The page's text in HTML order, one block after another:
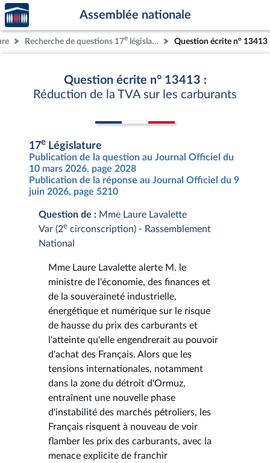
Aller au contenu
Aller en bas de la page
Accèder
à la
page
d'accueil
Assemblée nationale
Recherche de questions 17e législature Question écrite n° 13413
Question écrite n° 13413 :
Réduction de la TVA sur les carburants
17e Législature
Publication de la question au Journal Officiel du
10 mars 2026, page 2028
Publication de la réponse au Journal Officiel du 9
juin 2026, page 5210
Question de : Mme Laure Lavalette
Var (2e circonscription) - Rassemblement
National
Mme Laure Lavalette alerte M. le
ministre de l'économie, des finances et
de la souveraineté industrielle,
énergétique et numérique sur le risque
de hausse du prix des carburants et
l'atteinte qu'elle engendrerait au pouvoir
d'achat des Français. Alors que les
tensions internationales, notamment
dans la zone du détroit d'Ormuz,
entraînent une nouvelle phase
d'instabilité des marchés pétroliers, les
Français risquent à nouveau de voir
flamber les prix des carburants, avec la
menace explicite de franchir